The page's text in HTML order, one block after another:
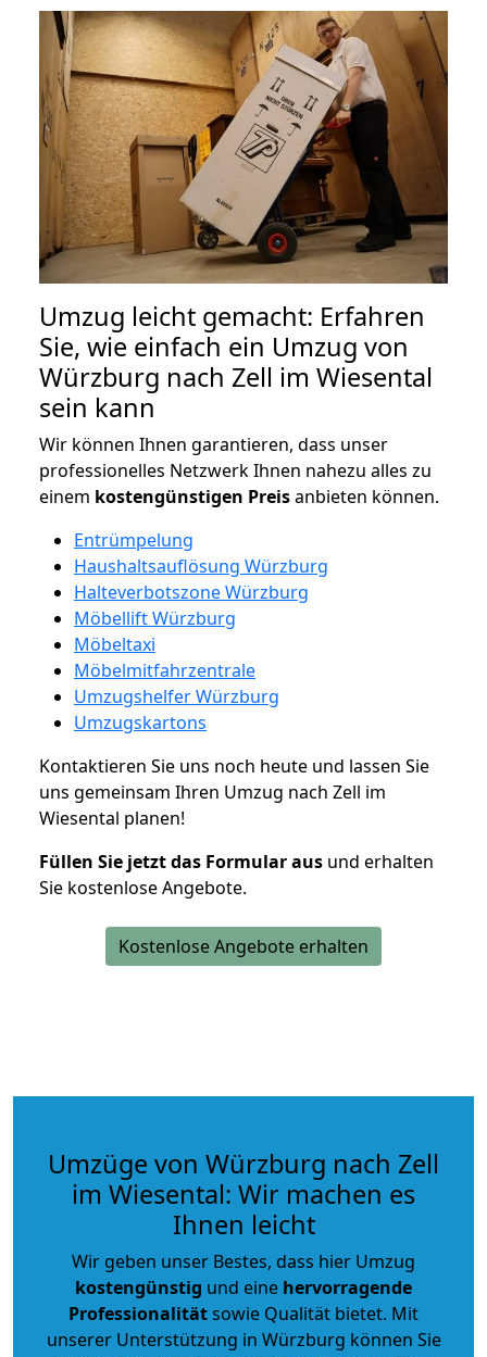
Umzug leicht gemacht: Erfahren
Sie, wie einfach ein Umzug von
Würzburg nach Zell im Wiesental
sein kann
Wir können Ihnen garantieren, dass unser
professionelles Netzwerk Ihnen nahezu alles zu
einem kostengünstigen Preisanbieten können.
Entrümpelung
Haushaltsauflösung Würzburg
Halteverbotszone Würzburg
Möbellift Würzburg
Möbeltaxi
Möbelmitfahrzentrale
Umzugshelfer Würzburg
Umzugskartons
Kontaktieren Sie uns noch heute und lassen Sie
uns gemeinsam Ihren Umzug nach Zell im
Wiesental planen!
Füllen Sie jetzt das Formular aus und erhalten
Sie kostenlose Angebote.
Kostenlose Angebote erhalten
Umzüge von Würzburg nach Zell
im Wiesental: Wir machen es
Ihnen leicht
Wir geben unser Bestes, dass hier Umzug
kostengünstig und eine hervorragende
Professionalitätsowie Qualität bietet. Mit
unserer Unterstützung in Würzburg können Sie